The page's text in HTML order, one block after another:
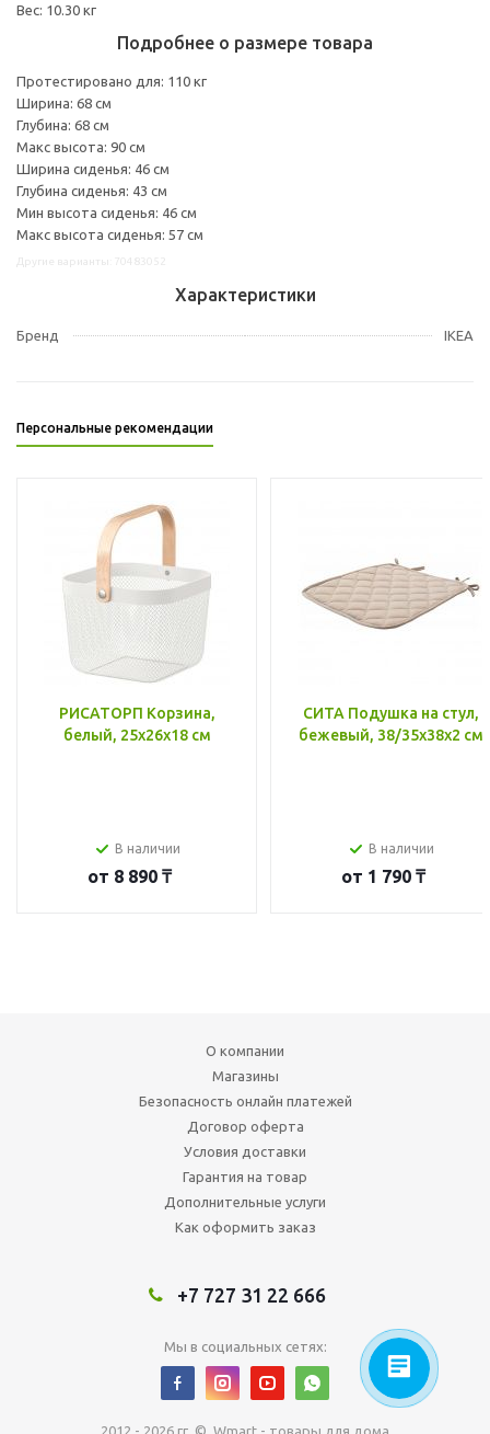
Вес: 10.30 кг
Подробнее о размере товара
Протестировано для: 110 кг
Ширина: 68 см
Глубина: 68 см
Макс высота: 90 см
Ширина сиденья: 46 см
Глубина сиденья: 43 см
Мин высота сиденья: 46 см
Макс высота сиденья: 57 см
Характеристики
Бренд IKEA
Персональные рекомендации
РИСАТОРП Корзина,
белый, 25x26x18 см
В наличии
от 8 890 ₸
СИТА Подушка на стул,
бежевый, 38/35x38x2 см
В наличии
от 1 790 ₸
О компании
Магазины
Безопасность онлайн платежей
Договор оферта
Условия доставки
Гарантия на товар
Дополнительные услуги
Как оформить заказ
+7 727 31 22 666
Мы в социальных сетях:
2012 - 2026 гг. © Wmart - товары для дома